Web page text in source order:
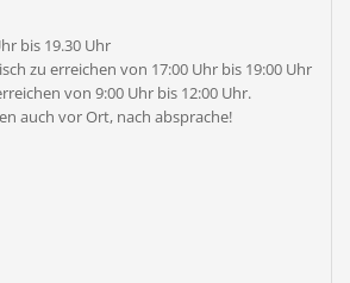
bis 19.30 Uhr
zu erreichen von 17:00 Uhr bis 19:00 Uhr
von 9:00 Uhr bis 12:00 Uhr.
auch vor Ort, nach absprache!